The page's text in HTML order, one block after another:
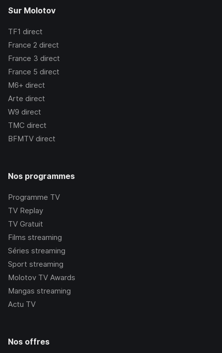
Sur Molotov
TF1 direct
France 2 direct
France 3 direct
France 5 direct
M6+ direct
Arte direct
W9 direct
TMC direct
BFMTV direct
Nos programmes
Programme TV
TV Replay
TV Gratuit
Films streaming
Séries streaming
Sport streaming
Molotov TV Awards
Mangas streaming
Actu TV
Nos offres